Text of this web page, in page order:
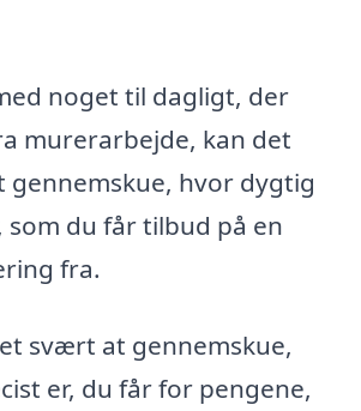
noget til dagligt, der
murerarbejde, kan det
hvor dygtig
som du får tilbud på en
fra.
svært at gennemskue,
er, du får for pengene,